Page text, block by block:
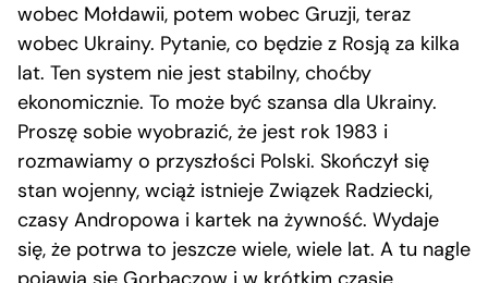
wobec Mołdawii, potem wobec Gruzji, teraz
wobec Ukrainy. Pytanie, co będzie z Rosją za kilka
lat. Ten system nie jest stabilny, choćby
ekonomicznie. To może być szansa dla Ukrainy.
Proszę sobie wyobrazić, że jest rok 1983 i
rozmawiamy o przyszłości Polski. Skończył się
stan wojenny, wciąż istnieje Związek Radziecki,
czasy Andropowa i kartek na żywność. Wydaje
się, że potrwa to jeszcze wiele, wiele lat. A tu nagle